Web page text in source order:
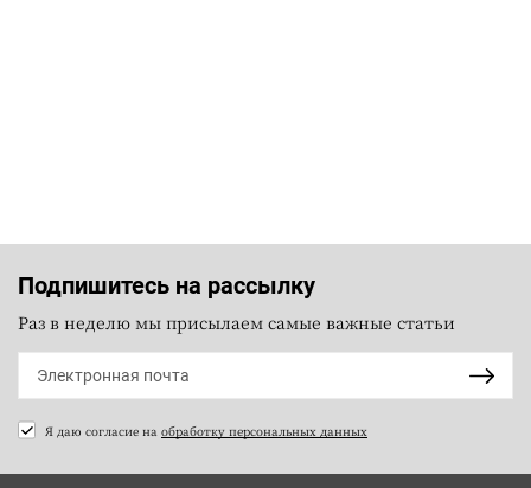
Подпишитесь на рассылку
Раз в неделю мы присылаем самые важные статьи
Я даю согласие на обработку персональных данных